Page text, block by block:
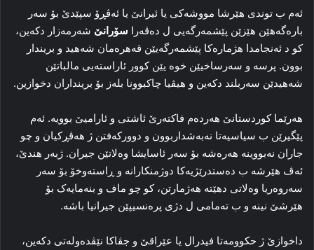
ئەم ب توندى هێرشا مووشەکى یا ئیرانێ یا ئەڤڕۆ سپێدێ بۆ سەر
بارەگەهێن هێزێن پێشمەرگەیى ل دەڤەرا سۆرانێ شەرمەزار دکەین،
کو د ئەنجامدا هژمارەکا پێشمەرگەیێن قەهرەمان شەهید و بریندار
بوون. پرسە و سەرساخیێن خوە یێن کوور ئاراستەیى مالباتێن
شەهیدێن سەربلند دکەین و هیڤیا چاکبوونا بلەز بۆ برینداران دخوازین.
هەرێما کوردستانێ هەردەم فاکتەرێ ئاشتى و ئارامیێ بوویە. ئەم
پێگیرێن ب سیاسیەتا نەبەشداربوون و دوورکەفتن ژ هەڤڕکیان و چو
جاران نەبووینە هەرەشە بۆ سەر ئاسایشا وەلاتێن جیران. ژبەر هندێ،
ئەڤ هێرشە ب دەستدرێژیەکا دوژمنکارانە و ڕاستەوخۆ بۆ سەر
سەروەریا وەلاتى دهێتە هەژمارتن، کو چو ماف و بنەمایەک بۆ
هێرشێ نینە و ب تەمامى ل دژى پرەنسیپێن جیرانیا باشە.
داخوازێ ژ حکوومەتا فیدرال یا عێراقێ و جڤاکا نێڤدەولەتى دکەین،